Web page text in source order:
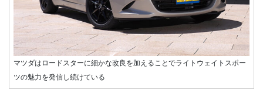
マツダはロードスターに細かな改良を加えることでライトウェイトスポー
ツの魅力を発信し続けている